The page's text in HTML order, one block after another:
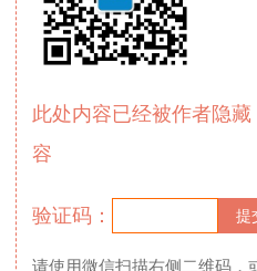
此处内容已经被作者隐
容
验证码：
请使用微信扫描右侧二维码，